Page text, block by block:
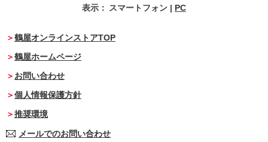
表示： スマートフォン | PC
鶴屋オンラインストアTOP
鶴屋ホームページ
お問い合わせ
個人情報保護方針
推奨環境
メールでのお問い合わせ